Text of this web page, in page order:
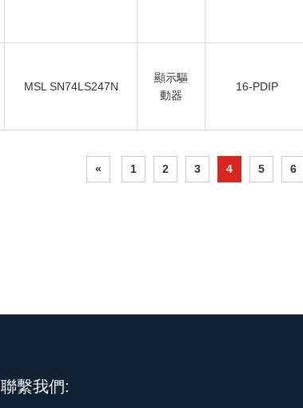
MSL SN74LS247N
顯示驅
動器
16-PDIP
« 1 2 3 4 5 6
聯繫我們: